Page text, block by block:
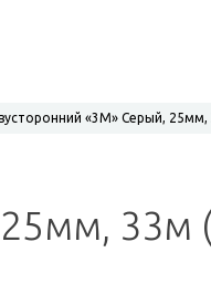
«3M» Серый,
25мм,